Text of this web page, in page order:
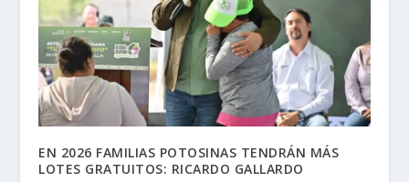
EN 2026 FAMILIAS POTOSINAS TENDRÁN MÁS
LOTES GRATUITOS: RICARDO GALLARDO